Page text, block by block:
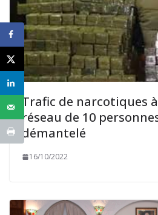
Trafic de narcotiques
réseau de 10
démantelé
16/10/2022